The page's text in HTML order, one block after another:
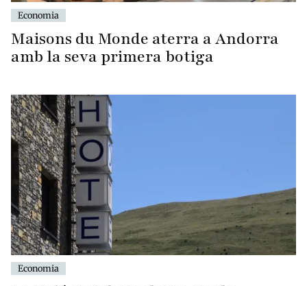
Economia
Maisons du Monde aterra a Andorra
amb la seva primera botiga
Economia